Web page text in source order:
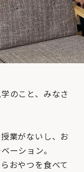
のこと、みなさ
業がないし、お
ーション。
おやつを食べて